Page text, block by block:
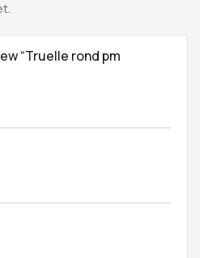
“Truelle rond pm